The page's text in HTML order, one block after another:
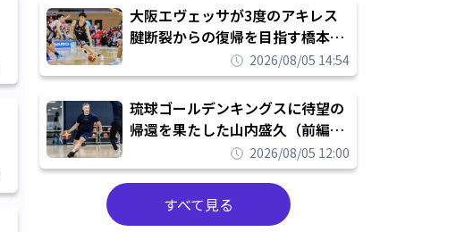
いく」
大阪エヴェッサが3度のアキレス
腱断裂からの復帰を目指す橋本拓
哉と契約を締結「もう一度コート
に立ちたい」
2026/08/05 14:54
琉球ゴールデンキングスに待望の
帰還を果たした山内盛久（前編）
「キングスが積み上げてきたもの
を次の世代に繋いでいくのがやり
甲斐」
2026/08/05 12:00
すべて見る